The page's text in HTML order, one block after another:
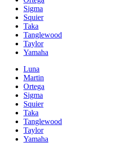
Sigma
Squier
Taka
Tanglewood
Taylor
Yamaha
Luna
Martin
Ortega
Sigma
Squier
Taka
Tanglewood
Taylor
Yamaha